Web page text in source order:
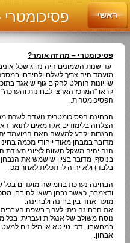
ראשי
פסיכומטרי – מה זה אומר?
עד שנות השמונים היה נהוג שכל
מועמד היה צריך לשלם ולהיבחן
שוויונות הוחלט להקים גוף שיאגד
קראו "המרכז הארצי לבחינות
הפסיכומטרית.
הבחינה הפסיכומטרית נועדה לשרת
הצלחה בלימודים אקדמאים לתואר
הבגרות יקבע למעשה האם המועמד
מדובר במבחן מאוד ייחודי מכמה
בנוסף, מדובר בציון שישמש את
בלבד) ולא יהיה לו תכלית לאחר מכן.
הבחינה נערכת בחמישה מועדים בכל
ודצמבר, כאשר נבחן רשאי להיבחן
מועד אחד בין בחינה ולבחינה.
את הבחינה ניתן לערוך בשפה
נוסח משולב של אנגלית ועברית.
במחשבון, דפי טיוטא או מילונים
אבחון.